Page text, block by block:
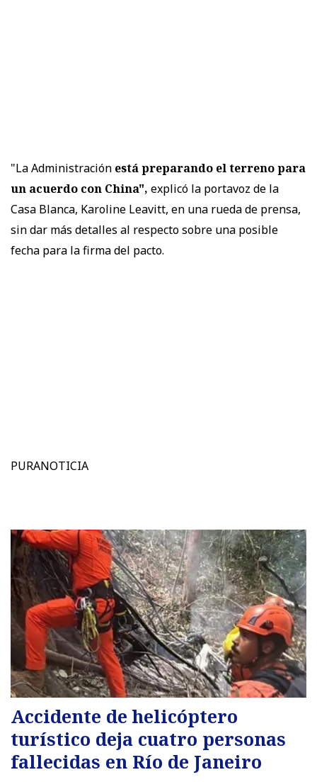
"La Administración está preparando el terreno para
un acuerdo con China", explicó la portavoz de la
Casa Blanca, Karoline Leavitt, en una rueda de prensa,
sin dar más detalles al respecto sobre una posible
fecha para la firma del pacto.
PURANOTICIA
Accidente de helicóptero
turístico deja cuatro personas
fallecidas en Río de Janeiro